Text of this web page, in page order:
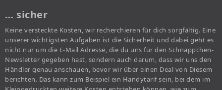
… sicher
Keine versteckte Kosten, wir recherchieren für dich sorgfältig. Eine
unserer wichtigsten Aufgaben ist die Sicherheit und dabei geht es
nicht nur um die E-Mail Adresse, die du uns für den Schnäppchen-
Newsletter gegeben hast, sondern auch darum, dass wir uns den
Händler genau anschauen, bevor wir über einen Deal von Diesem
berichten. Das kann zum Beispiel ein Handytarif sein, bei dem im